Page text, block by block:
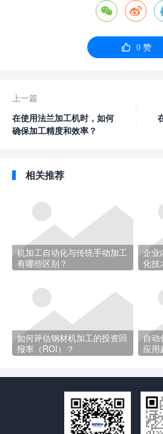
 
 0赞
上一篇
在使用法兰加工机时，如何
确保加工精度和效率？
相关推荐
机加工自动化与传统手动加工
有哪些区别？
企业
化技
如何评估钢材机加工的投资回
报率（ROI）？
自动
应用